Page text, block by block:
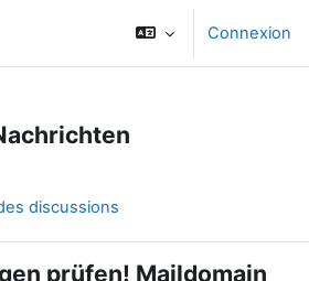
Connexion
discussions
prüfen! Maildomain